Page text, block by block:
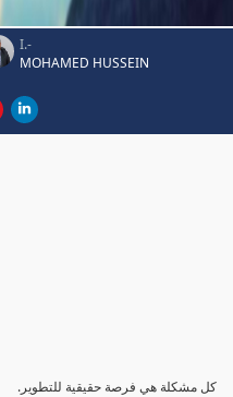
I.-
MOHAMED HUSSEIN
كل مشكلة هي فرصة حقيقية للتطوير.